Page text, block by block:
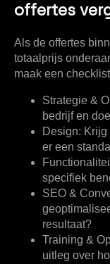
offertes
Als de offertes
totaalprijs
maak een
Strategie &
bedrijf en
Design: Krijg
er een
specifiek
SEO &
resultaat?
Training &
uitleg over